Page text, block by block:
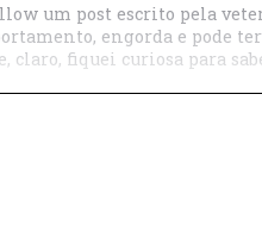
um post escrito pela
engorda e pode
fiquei curiosa para